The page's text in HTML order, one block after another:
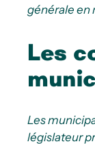
générale en
Les
Les
législateur